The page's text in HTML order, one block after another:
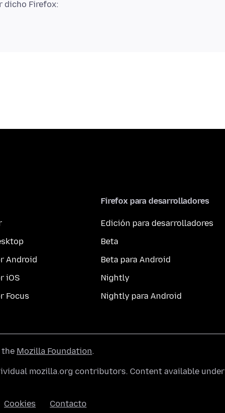
Android
iOS
Focus
Firefox para desarrolladores
Edición para desarrolladores
Beta
Beta para Android
Nightly
Nightly para Android
the Mozilla Foundation.
mozilla.org contributors. Content available under
Cookies Contacto